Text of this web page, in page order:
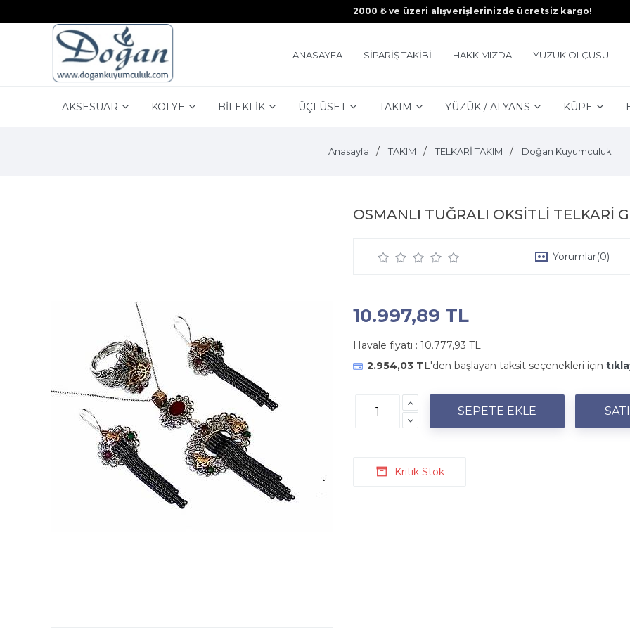
2000 ₺ ve üzeri alışverişlerinizde ücretsiz kargo!
ANASAYFA SİPARİŞ TAKİBİ HAKKIMIZDA YÜZÜK ÖLÇÜSÜ
AKSESUAR KOLYE BİLEKLİK ÜÇLÜSET TAKIM YÜZÜK / ALYANS KÜPE
Anasayfa TAKIM TELKARİ TAKIM Doğan Kuyumculuk
OSMANLI TUĞRALI OKSİTLİ TELKARİ
Yorumlar(0)
10.997,89 TL
Havale fiyatı : 10.777,93 TL
2.954,03 TL'den başlayan taksit seçenekleri için